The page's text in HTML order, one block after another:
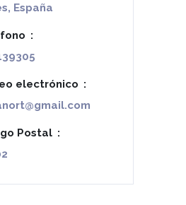
España
electrónico
Postal